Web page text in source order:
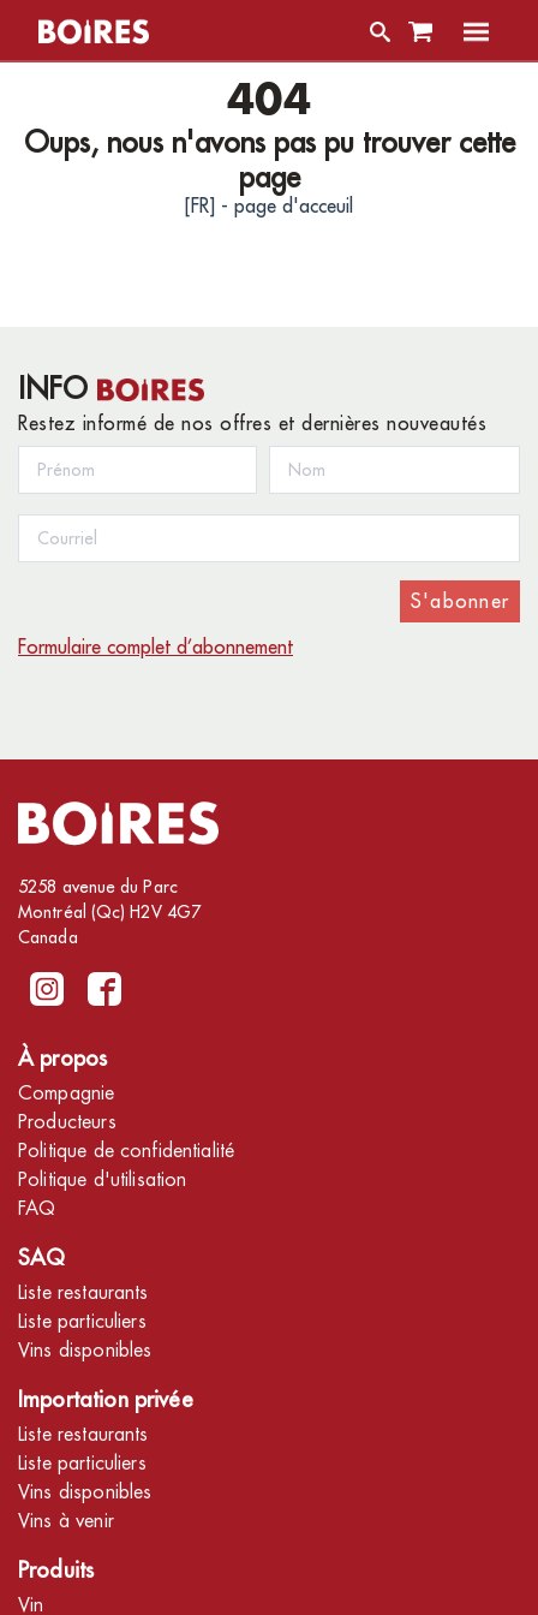
404
Oups, nous n'avons pas pu trouver cette
page
[FR] - page d'acceuil
INFO
Restez informé de nos offres et dernières nouveautés
S'abonner
Formulaire complet d’abonnement
5258 avenue du Parc
Montréal (Qc) H2V 4G7
Canada
À propos
Compagnie
Producteurs
Politique de confidentialité
Politique d'utilisation
FAQ
SAQ
Liste restaurants
Liste particuliers
Vins disponibles
Importation privée
Liste restaurants
Liste particuliers
Vins disponibles
Vins à venir
Produits
Vin